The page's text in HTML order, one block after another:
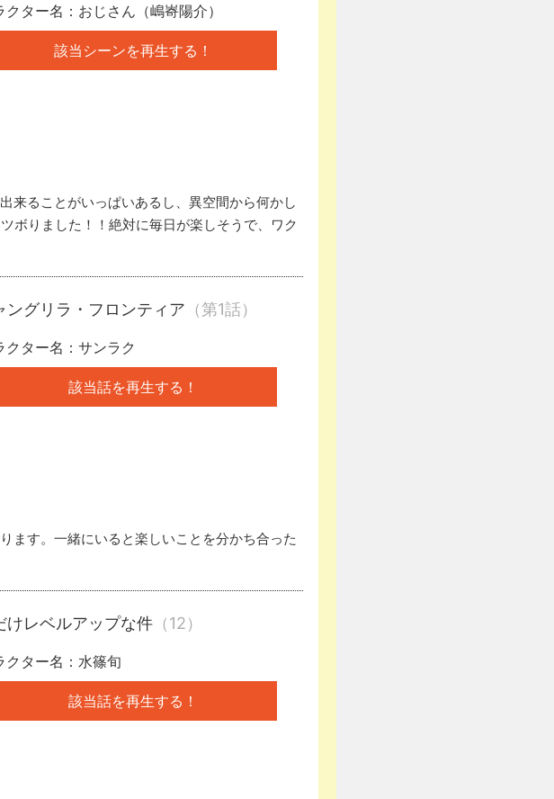
クター名：おじさん（嶋㟢陽介）
該当シーンを再生する！
来ることがいっぱいあるし、異空間から何かし
ボりました！！絶対に毎日が楽しそうで、ワク
ングリラ・フロンティア （第1話）
クター名：サンラク
該当話を再生する！
ます。一緒にいると楽しいことを分かち合った
けレベルアップな件 （12）
クター名：水篠旬
該当話を再生する！